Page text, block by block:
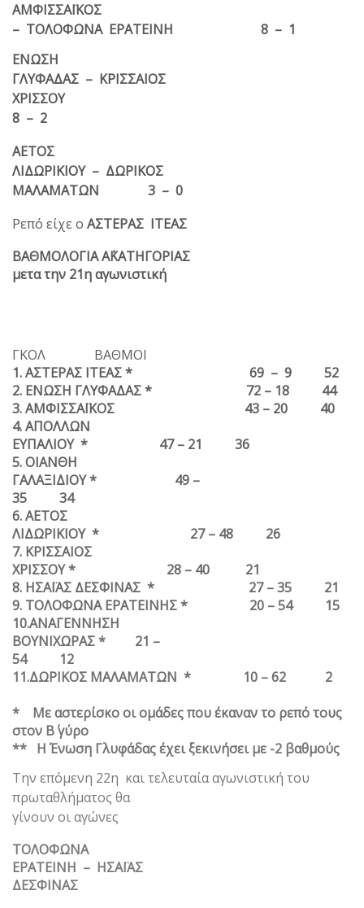
ΑΜΦΙΣΣΑΪΚΟΣ
– ΤΟΛΟΦΩΝΑ ΕΡΑΤΕΙΝΗ 8 – 1
ΕΝΩΣΗ
ΓΛΥΦΑΔΑΣ – ΚΡΙΣΣΑΙΟΣ
ΧΡΙΣΣΟΥ
8 – 2
ΑΕΤΟΣ
ΛΙΔΩΡΙΚΙΟΥ – ΔΩΡΙΚΟΣ
ΜΑΛΑΜΑΤΩΝ 3 – 0
Ρεπό είχε ο ΑΣΤΕΡΑΣ ΙΤΕΑΣ
ΒΑΘΜΟΛΟΓΙΑ Α΄ΚΑΤΗΓΟΡΙΑΣ
μετα την 21η αγωνιστική
ΓΚΟΛ ΒΑΘΜΟΙ
1. ΑΣΤΕΡΑΣ ΙΤΕΑΣ * 69 – 9 52
2. ΕΝΩΣΗ ΓΛΥΦΑΔΑΣ * 72 – 18 44
3. ΑΜΦΙΣΣΑΪΚΟΣ 43 – 20 40
4. ΑΠΟΛΛΩΝ
ΕΥΠΑΛΙΟΥ * 47 – 21 36
5. ΟΙΑΝΘΗ
ΓΑΛΑΞΙΔΙΟΥ * 49 –
35 34
6. ΑΕΤΟΣ
ΛΙΔΩΡΙΚΙΟΥ * 27 – 48 26
7. ΚΡΙΣΣΑΙΟΣ
ΧΡΙΣΣΟΥ * 28 – 40 21
8. ΗΣΑΪΑΣ ΔΕΣΦΙΝΑΣ * 27 – 35 21
9. ΤΟΛΟΦΩΝΑ ΕΡΑΤΕΙΝΗΣ * 20 – 54 15
10.ΑΝΑΓΕΝΝΗΣΗ
ΒΟΥΝΙΧΩΡΑΣ * 21 –
54 12
11.ΔΩΡΙΚΟΣ ΜΑΛΑΜΑΤΩΝ * 10 – 62
2
* Με αστερίσκο οι ομάδες που έκαναν το ρεπό τους
στον Β΄ γύρο
** Η Ένωση Γλυφάδας έχει ξεκινήσει με -2 βαθμούς
Την επόμενη 22η και τελευταία αγωνιστική του
πρωταθλήματος θα
γίνουν οι αγώνες
ΤΟΛΟΦΩΝΑ
ΕΡΑΤΕΙΝΗ – ΗΣΑΪΑΣ
ΔΕΣΦΙΝΑΣ